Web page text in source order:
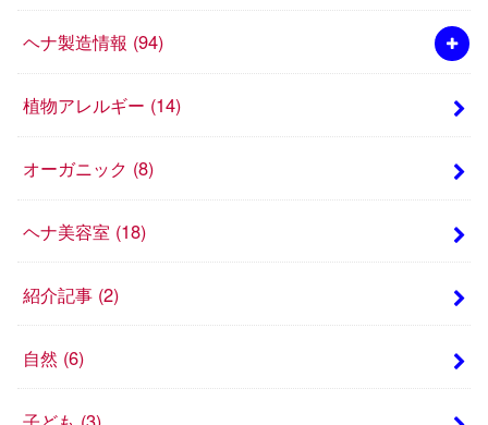
ヘナ製造情報 (94)
植物アレルギー (14)
オーガニック (8)
ヘナ美容室 (18)
紹介記事 (2)
自然 (6)